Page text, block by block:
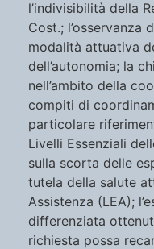
l’indivisibilità della
Cost.; l’osservanza
modalità attuativa
dell’autonomia; la
nell’ambito della
compiti di
particolare
Livelli Essenziali
sulla scorta delle
tutela della salute
Assistenza (LEA);
differenziata
richiesta possa